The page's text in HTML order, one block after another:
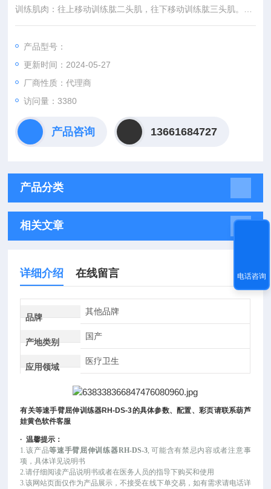
训练肌肉：往上移动训练肱二头肌，往下移动训练肱三头肌。
训练效果：强化上臂肌力，增强搬运与手提能力。
肘/前臂紧贴靠垫，过程中保持脊椎良好体线（收腹、肩胛骨内收
下压、背打直），收下巴，眼睛直视前方。
动作范围：往上至上臂与地面垂直，往下回到开始位置。
产品型号：
更新时间：2024-05-27
厂商性质：代理商
访问量：3380
产品咨询 13661684727
产品分类
相关文章
详细介绍 在线留言
品牌
其他品牌
产地类别
国产
应用领域
医疗卫生
有关等速手臂屈伸训练器RH-DS-3的具体参数、配置、彩页请联系葫芦
娃黄色软件客服
·温馨提示：
1.该产品等速手臂屈伸训练器RH-DS-3, 可能含有禁忌内容或者注意事
项，具体详见说明书
2.请仔细阅读产品说明书或者在医务人员的指导下购买和使用
3.该网站页面仅作为产品展示，不接受在线下单交易，如有需求请电话详
电话咨询